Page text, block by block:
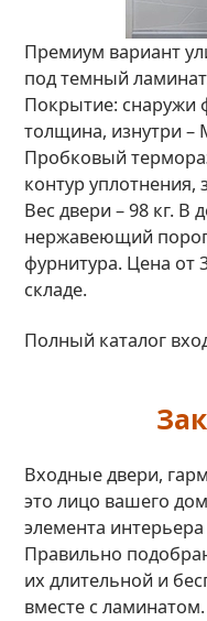
Премиум вариант
под темный
Покрытие: снаружи
толщина, изнутри –
Пробковый
контур уплотнения,
Вес двери – 98 кг. В
нержавеющий
фурнитура. Цена от
складе.
Полный каталог
Входные двери,
это лицо вашего
элемента
Правильно
их длительной и
вместе с ламинатом.